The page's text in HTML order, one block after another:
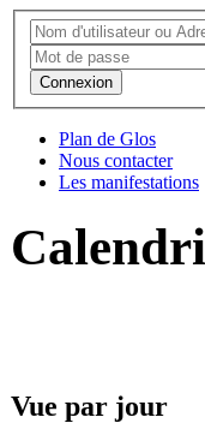
Connexion
Plan de Glos
Nous contacter
Les manifestations
Vue par jour